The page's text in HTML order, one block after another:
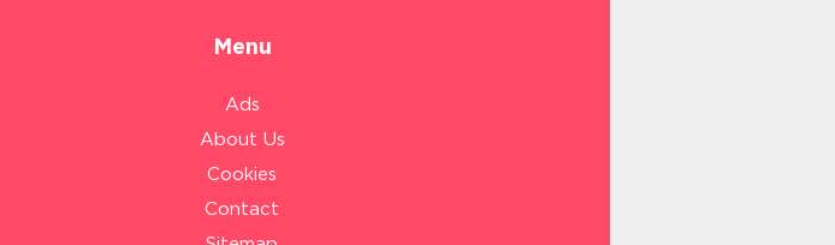
Menu
Ads
About Us
Cookies
Contact